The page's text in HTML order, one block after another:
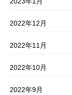
2022年12月
2022年11月
2022年10月
2022年9月